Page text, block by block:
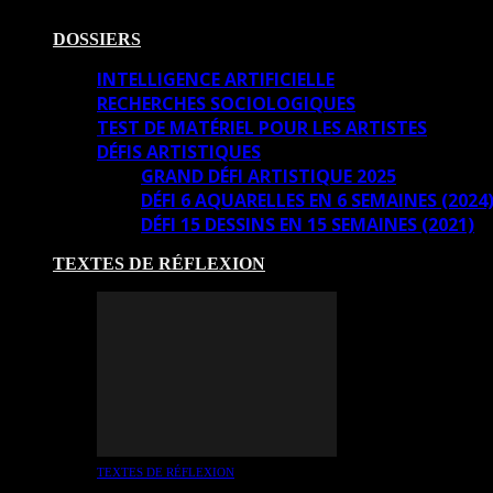
DOSSIERS
INTELLIGENCE ARTIFICIELLE
RECHERCHES SOCIOLOGIQUES
TEST DE MATÉRIEL POUR LES ARTISTES
DÉFIS ARTISTIQUES
GRAND DÉFI ARTISTIQUE 2025
DÉFI 6 AQUARELLES EN 6 SEMAINES (2024)
DÉFI 15 DESSINS EN 15 SEMAINES (2021)
TEXTES DE RÉFLEXION
TEXTES DE RÉFLEXION